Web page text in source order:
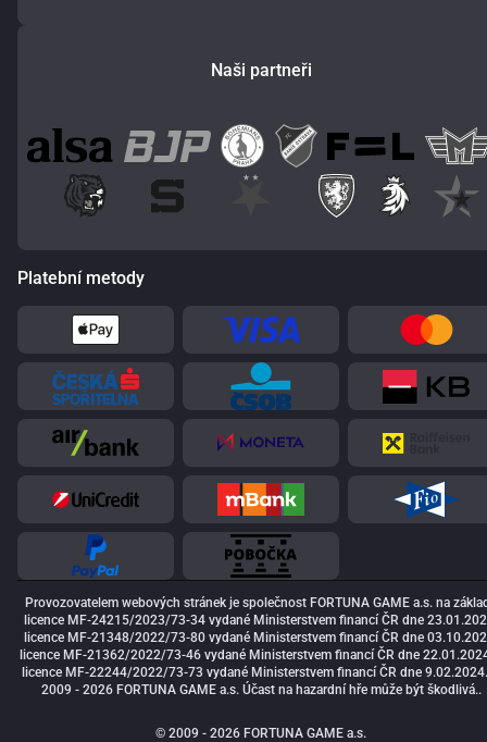
Naši partneři
Platební metody
Provozovatelem webových stránek je společnost FORTUNA GAME a.s. na
licence MF-24215/2023/73-34 vydané Ministerstvem financí ČR dne
licence MF-21348/2022/73-80 vydané Ministerstvem financí ČR dne
licence MF-21362/2022/73-46 vydané Ministerstvem financí ČR dne
licence MF-22244/2022/73-73 vydané Ministerstvem financí ČR dne
2009 - 2026 FORTUNA GAME a.s. Účast na hazardní hře může být škodlivá..
© 2009 - 2026 FORTUNA GAME a.s.